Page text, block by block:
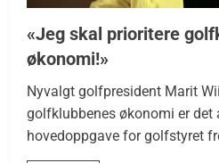
«Jeg skal prioritere
økonomi!»
Nyvalgt golfpresident Marit
golfklubbenes økonomi er det
hovedoppgave for golfstyret